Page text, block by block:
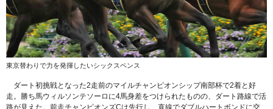
東京替わりで力を発揮したいシックスペンス
ダート初挑戦となった2走前のマイルチャンピオンシップ南部杯で2着と好
走。勝ち馬ウィルソンテソーロに4馬身差をつけられたものの、ダート路線で活
路が見えた。前走チャンピオンズCは先行し、直線でダブルハートボンドに交